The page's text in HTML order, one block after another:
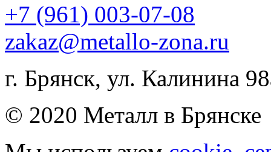
+7 (961) 003-07-08
zakaz@metallo-zona.ru
г. Брянск, ул. Калинина
© 2020 Металл в Брянске